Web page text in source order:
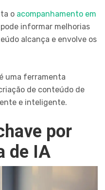
o acompanhamento em
informar melhorias
alcança e envolve os
uma ferramenta
de conteúdo de
e inteligente.
por
de IA